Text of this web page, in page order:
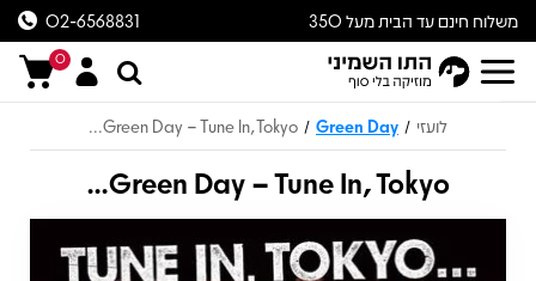
משלוח חינם עד הבית מעל 350
ש״ח
02-6568831
0
לועזי /
Green Day
/
Green Day – Tune In, Tokyo...
Green Day – Tune In, Tokyo...